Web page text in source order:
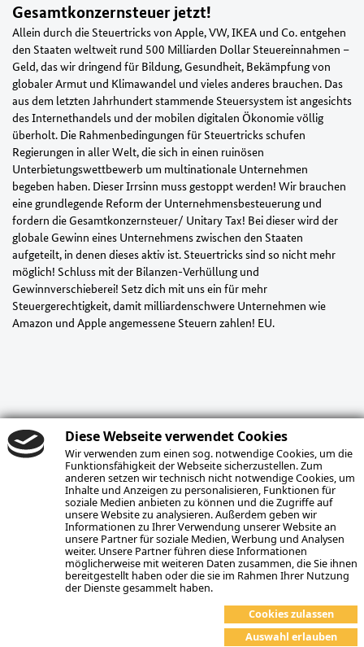
Diese Webseite verwendet Cookies
Wir verwenden zum einen sog. notwendige Cookies, um die
Funktionsfähigkeit der Webseite sicherzustellen. Zum
anderen setzen wir technisch nicht notwendige Cookies, um
Inhalte und Anzeigen zu personalisieren, Funktionen für
soziale Medien anbieten zu können und die Zugriffe auf
unsere Website zu analysieren. Außerdem geben wir
Informationen zu Ihrer Verwendung unserer Website an
unsere Partner für soziale Medien, Werbung und Analysen
weiter. Unsere Partner führen diese Informationen
möglicherweise mit weiteren Daten zusammen, die Sie ihnen
bereitgestellt haben oder die sie im Rahmen Ihrer Nutzung
der Dienste gesammelt haben.
Cookies zulassen
Auswahl erlauben
Gesamtkonzernsteuer jetzt!
Allein durch die Steuertricks von Apple, VW, IKEA und Co. entgehen
den Staaten weltweit rund 500 Milliarden Dollar Steuereinnahmen –
Geld, das wir dringend für Bildung, Gesundheit, Bekämpfung von
globaler Armut und Klimawandel und vieles anderes brauchen. Das
aus dem letzten Jahrhundert stammende Steuersystem ist angesichts
des Internethandels und der mobilen digitalen Ökonomie völlig
überholt. Die Rahmenbedingungen für Steuertricks schufen
Regierungen in aller Welt, die sich in einen ruinösen
Unterbietungswettbewerb um multinationale Unternehmen
begeben haben. Dieser Irrsinn muss gestoppt werden! Wir brauchen
eine grundlegende Reform der Unternehmensbesteuerung und
fordern die Gesamtkonzernsteuer/ Unitary Tax! Bei dieser wird der
globale Gewinn eines Unternehmens zwischen den Staaten
aufgeteilt, in denen dieses aktiv ist. Steuertricks sind so nicht mehr
möglich! Schluss mit der Bilanzen-Verhüllung und
Gewinnverschieberei! Setz dich mit uns ein für mehr
Steuergerechtigkeit, damit milliardenschwere Unternehmen wie
Amazon und Apple angemessene Steuern zahlen! EU.
Datenschutz